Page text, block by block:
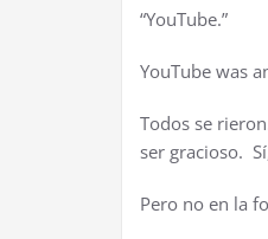
“YouTube.”
YouTube was
Todos se
ser gracioso.
Pero no en la